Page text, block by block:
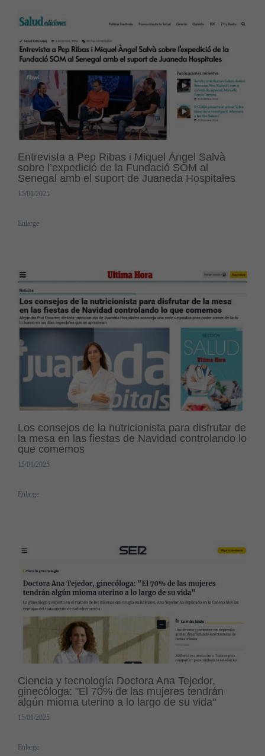
Entrevista a Pep Ribas i Miquel Àngel Salvà
sobre l’expedició de la Fundació SOM al
Senegal amb el suport de Juaneda Hospitales
15/01/2025
Enlarge
Los consejos de la nutricionista para disfrutar de
la mesa en las fiestas de Navidad controlando lo
que comemos
15/01/2025
Enlarge
Ciencia y tecnología Doctora Ana Tejedor,
ginecóloga: "El 70% de las mujeres tendrán
algún mioma uterino a lo largo de su vida"
15/01/2025
Enlarge